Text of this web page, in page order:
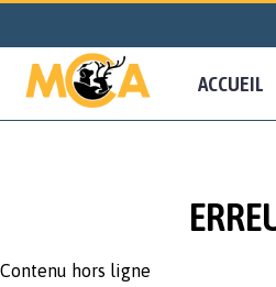
ACCUEIL
Contenu hors ligne